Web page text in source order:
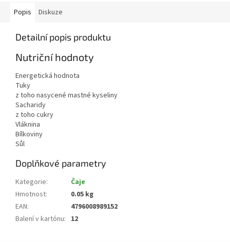
Popis Diskuze
Detailní popis produktu
Nutriční hodnoty
Energetická hodnota
Tuky
z toho nasycené mastné kyseliny
Sacharidy
z toho cukry
Vláknina
Bílkoviny
Sůl
Doplňkové parametry
Kategorie:
Čaje
Hmotnost:
0.05 kg
EAN:
4796008989152
Balení v kartónu: 12